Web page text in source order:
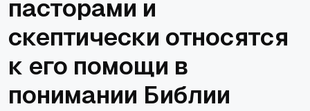
пасторами и
скептически относятся
к его помощи в
понимании Библии